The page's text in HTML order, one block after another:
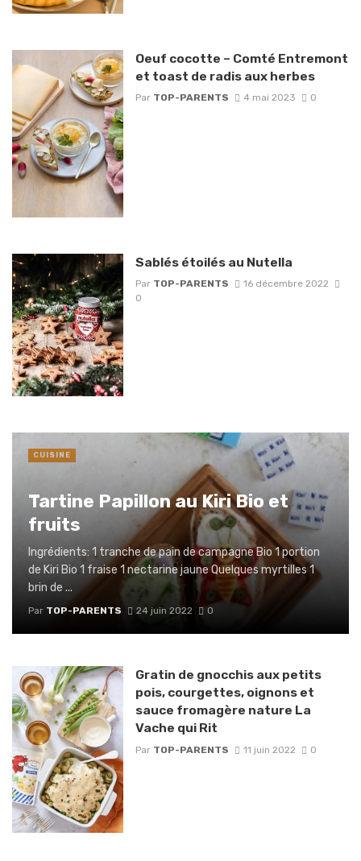
Oeuf cocotte – Comté Entremont
et toast de radis aux herbes
Par TOP-PARENTS 4 mai 2023 0
Sablés étoilés au Nutella
Par TOP-PARENTS
16 décembre 2022
0
Tartine Papillon au Kiri Bio et
fruits
Ingrédients: 1 tranche de pain de campagne Bio 1 portion
de Kiri Bio 1 fraise 1 nectarine jaune Quelques myrtilles 1
brin de ...
Par TOP-PARENTS 24 juin 2022 0
CUISINE
Gratin de gnocchis aux petits
pois, courgettes, oignons et
sauce fromagère nature La
Vache qui Rit
Par TOP-PARENTS 11 juin 2022 0